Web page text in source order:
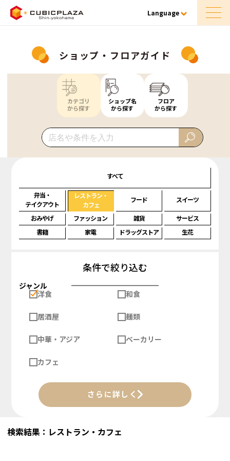
Language
ショップ・フロアガイド
カテゴリ
から探す
ショップ名
から探す
フロア
から探す
すべて
弁当・
テイクアウト
レストラン・
カフェ
フード スイーツ
おみやげ ファッション 雑貨
サービス
書籍
家電 ドラッグストア 生花
条件で絞り込む
ジャンル
洋食
和食
居酒屋 麺類
中華・アジア ベーカリー
カフェ
さらに詳しく
検索結果：レストラン・カフェ